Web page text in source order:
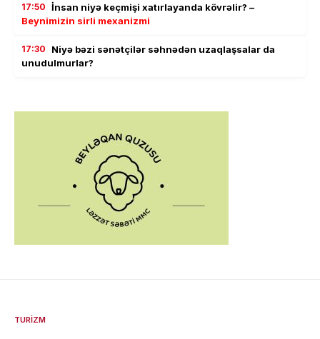
17:50 İnsan niyə keçmişi xatırlayanda kövrəlir? –
Beynimizin sirli mexanizmi
17:30
Niyə bəzi sənətçilər səhnədən uzaqlaşsalar da
unudulmurlar?
TURIZM